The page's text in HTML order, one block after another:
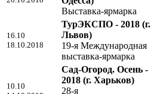
Выставка-ярмарка
16.10
18.10.2018
ТурЭКСПО - 2018 (г.
Львов)
19-я Международная
выставка-ярмарка
10.10
Сад-Огород. Осень -
2018 (г. Харьков)
28-я